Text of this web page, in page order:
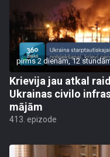
pirms 2 dienām, 12
Krievija jau atkal
Ukrainas civilo
mājām
413. epizode